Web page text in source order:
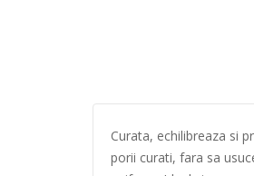
Curata, echilibreaza si
porii curati, fara sa